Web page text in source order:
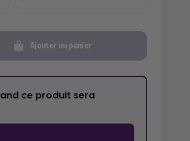
Ajouter au panier
ce produit sera